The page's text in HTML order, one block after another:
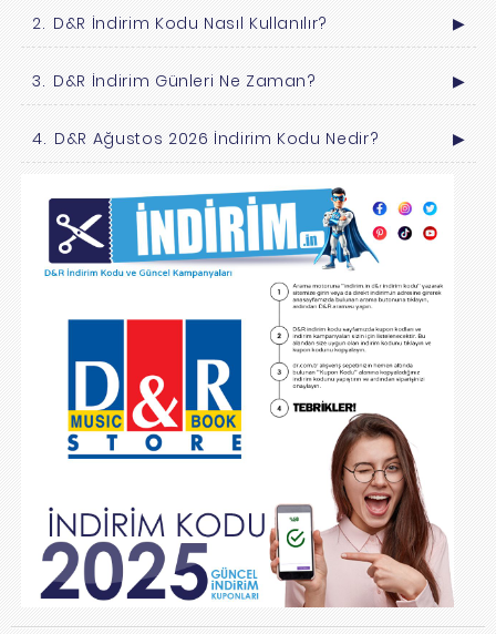
D&R İndirim Kodu Nasıl Kullanılır? ▶
D&R İndirim Günleri Ne Zaman? ▶
D&R Ağustos 2026 İndirim Kodu Nedir? ▶